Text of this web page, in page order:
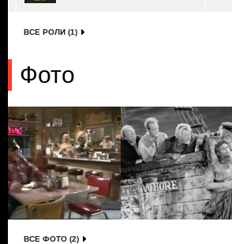
ВСЕ РОЛИ (1)
Фото
ВСЕ ФОТО (2)